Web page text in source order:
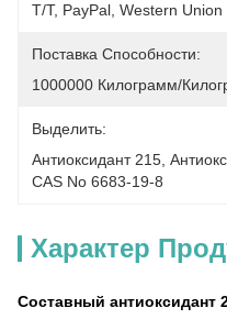
T/T, PayPal, Western Union
Поставка Способности:
1000000 Килограмм/
Выделить:
Антиоксидант 215
CAS No 6683-19-8
Характер
Составный антиоксидант